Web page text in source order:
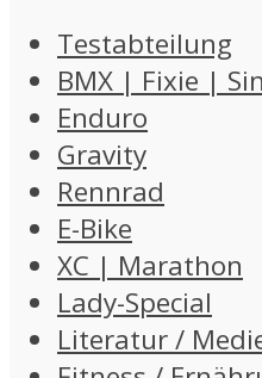
Testabteilung
BMX | Fixie |
Enduro
Gravity
Rennrad
E-Bike
XC | Marathon
Lady-Special
Literatur /